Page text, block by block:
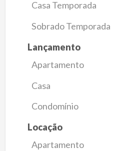
Casa Temporada
Sobrado Temporada
Lançamento
Apartamento
Casa
Condomínio
Locação
Apartamento